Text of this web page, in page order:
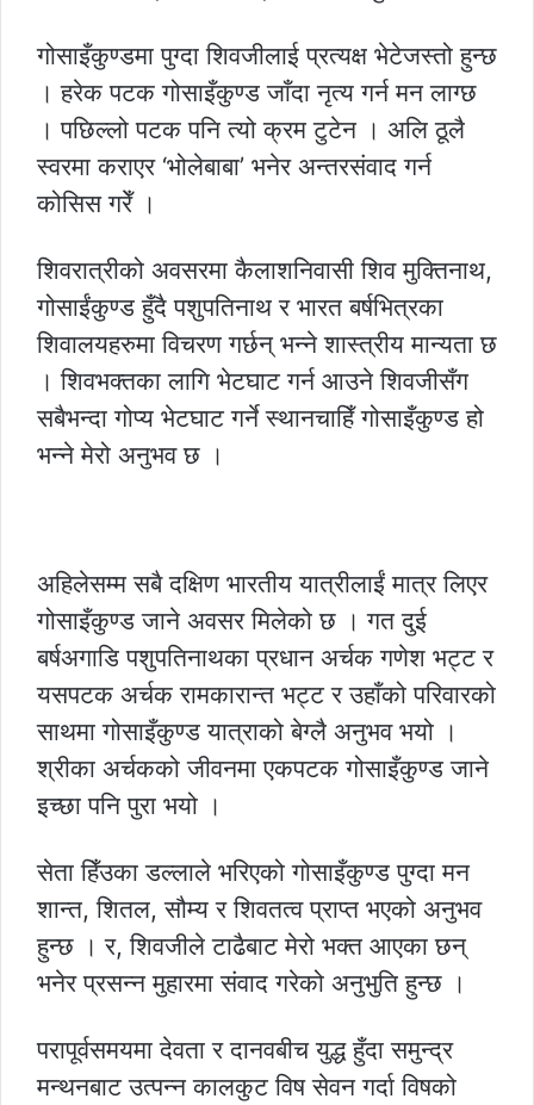
गोसाइँकुण्डमा पुग्दा शिवजीलाई प्रत्यक्ष भेटेजस्तो हुन्छ
। हरेक पटक गोसाइँकुण्ड जाँदा नृत्य गर्न मन लाग्छ
। पछिल्लो पटक पनि त्यो क्रम टुटेन । अलि ठूलै
स्वरमा कराएर ‘भोलेबाबा’ भनेर अन्तरसंवाद गर्न
कोसिस गरेँ ।
शिवरात्रीको अवसरमा कैलाशनिवासी शिव मुक्तिनाथ,
गोसाईंकुण्ड हुँदै पशुपतिनाथ र भारत बर्षभित्रका
शिवालयहरुमा विचरण गर्छन् भन्ने शास्त्रीय मान्यता छ
। शिवभक्तका लागि भेटघाट गर्न आउने शिवजीसँग
सबैभन्दा गोप्य भेटघाट गर्ने स्थानचाहिँ गोसाइँकुण्ड हो
भन्ने मेरो अनुभव छ ।
अहिलेसम्म सबै दक्षिण भारतीय यात्रीलाईं मात्र लिएर
गोसाइँकुण्ड जाने अवसर मिलेको छ । गत दुई
बर्षअगाडि पशुपतिनाथका प्रधान अर्चक गणेश भट्ट र
यसपटक अर्चक रामकारान्त भट्ट र उहाँको परिवारको
साथमा गोसाइँकुण्ड यात्राको बेग्लै अनुभव भयो ।
श्रीका अर्चकको जीवनमा एकपटक गोसाइँकुण्ड जाने
इच्छा पनि पुरा भयो ।
सेता हिँउका डल्लाले भरिएको गोसाइँकुण्ड पुग्दा मन
शान्त, शितल, सौम्य र शिवतत्व प्राप्त भएको अनुभव
हुन्छ । र, शिवजीले टाढैबाट मेरो भक्त आएका छन्
भनेर प्रसन्न मुहारमा संवाद गरेको अनुभुति हुन्छ ।
परापूर्वसमयमा देवता र दानवबीच युद्ध हुँदा समुन्द्र
मन्थनबाट उत्पन्न कालकुट विष सेवन गर्दा विषको